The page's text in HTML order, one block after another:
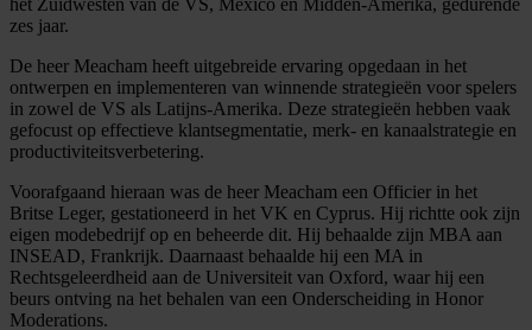
zes jaar.
De heer Meacham heeft uitgebreide ervaring opgedaan in het
ontwerpen en implementeren van winnende strategieën voor spelers
in zowel de VS als Latijns-Amerika. Deze strategieën hebben vaak
gefocust op effectieve klantsegmentatie, merk- en kanaalstrategie en
productiviteitsverbetering.
Voorafgaand hieraan was de heer Meacham een Officier in het
Britse Leger, gestationeerd in het VK en Cyprus. Hij richtte ook zijn
eigen modebedrijf op en beheerde dit. Hij behaalde zijn MBA aan
INSEAD, Frankrijk. Daarnaast behaalde hij een MA in
Rechtsgeleerdheid aan de Universiteit van Oxford, waar hij een
beurs ontving na het behalen van een Onderscheiding in Honor
Moderations.